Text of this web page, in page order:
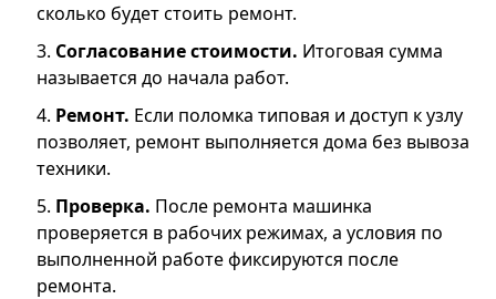
сколько будет стоить ремонт.
Согласование стоимости. Итоговая сумма
называется до начала работ.
Ремонт. Если поломка типовая и доступ к узлу
позволяет, ремонт выполняется дома без вывоза
техники.
Проверка. После ремонта машинка
проверяется в рабочих режимах, а условия по
выполненной работе фиксируются после
ремонта.